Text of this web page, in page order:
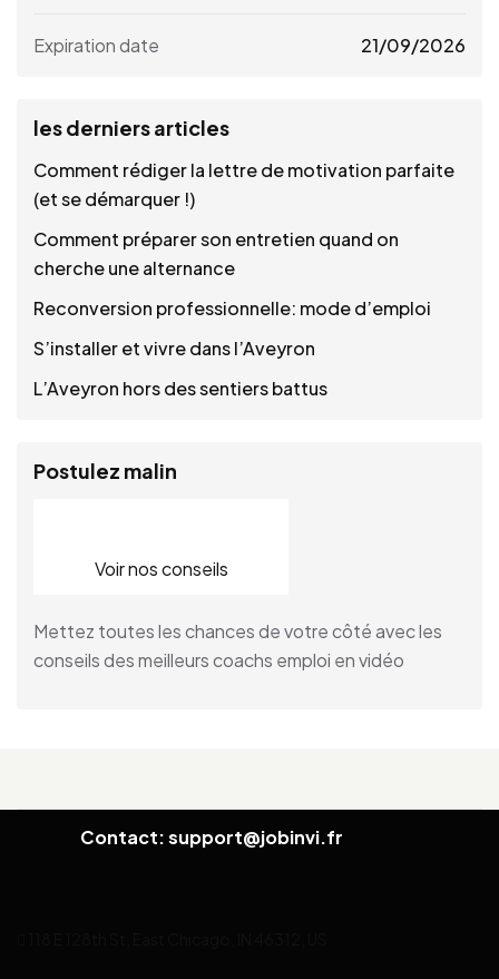
Expiration date 21/09/2026
les derniers articles
Comment rédiger la lettre de motivation parfaite
(et se démarquer !)
Comment préparer son entretien quand on
cherche une alternance
Reconversion professionnelle: mode d’emploi
S’installer et vivre dans l’Aveyron
L’Aveyron hors des sentiers battus
Postulez malin
Voir nos conseils
Mettez toutes les chances de votre côté avec les
conseils des meilleurs coachs emploi en vidéo
Contact: support@jobinvi.fr